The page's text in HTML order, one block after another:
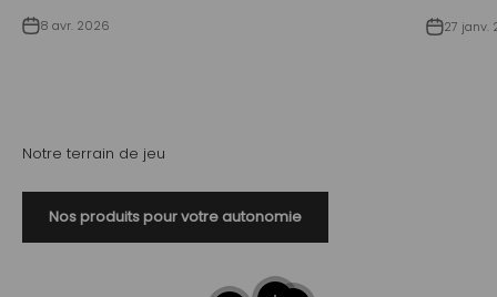
8 avr. 2026 27 janv.
Notre terrain de jeu
Nos produits pour votre autonomie